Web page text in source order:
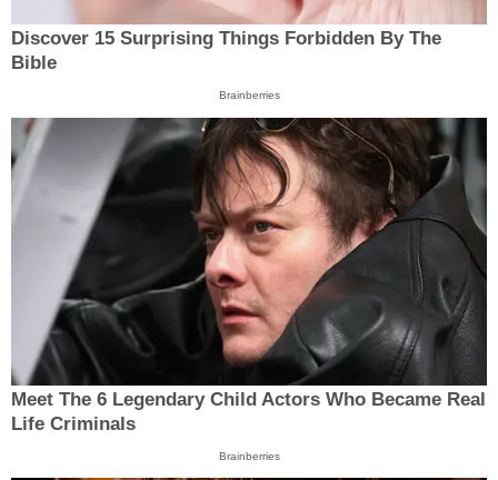
Discover 15 Surprising Things Forbidden By The
Bible
Brainberries
Meet The 6 Legendary Child Actors Who Became Real
Life Criminals
Brainberries